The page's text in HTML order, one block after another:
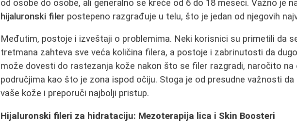
od osobe do osobe, ali generalno se kreće od 6 do 18 meseci. Važno je
hijaluronski filer postepeno razgrađuje u telu, što je jedan od njegovih
Međutim, postoje i izveštaji o problemima. Neki korisnici su primetili da
tretmana zahteva sve veća količina filera, a postoje i zabrinutosti da
može dovesti do rastezanja kože nakon što se filer razgradi, naročito na
područjima kao što je zona ispod očiju. Stoga je od presudne važnosti da
vaše kože i preporuči najbolji pristup.
Hijaluronski fileri za hidrataciju: Mezoterapija lica i Skin Boosteri